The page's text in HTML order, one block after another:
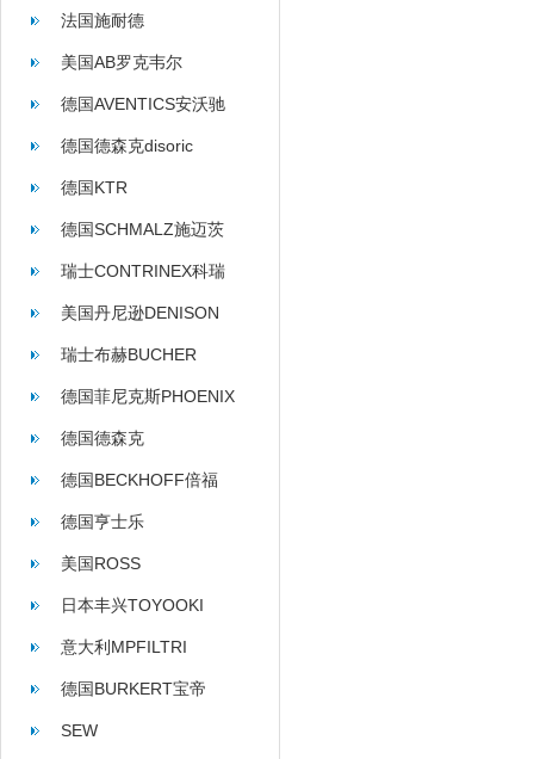
法国施耐德
美国AB罗克韦尔
德国AVENTICS安沃驰
德国德森克disoric
德国KTR
德国SCHMALZ施迈茨
瑞士CONTRINEX科瑞
美国丹尼逊DENISON
瑞士布赫BUCHER
德国菲尼克斯PHOENIX
德国德森克
德国BECKHOFF倍福
德国亨士乐
HENGSTLER
美国ROSS
日本丰兴TOYOOKI
意大利MPFILTRI
德国BURKERT宝帝
SEW